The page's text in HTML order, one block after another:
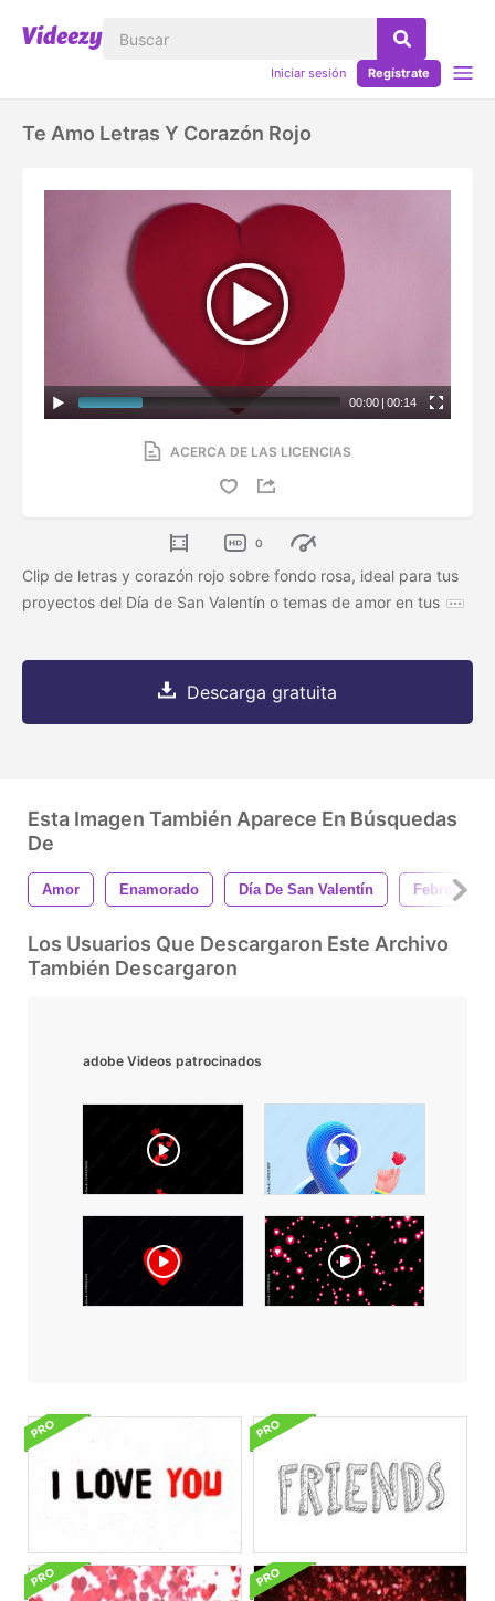
Iniciar sesión Regístrate
Te Amo Letras Y Corazón Rojo
00:00 | 00:14
ACERCA DE LAS LICENCIAS
0
Clip de letras y corazón rojo sobre fondo rosa, ideal para tus
proyectos del Día de San Valentín o temas de amor en tus
Descarga gratuita
Esta Imagen También Aparece En Búsquedas
De
Amor Enamorado Día De San Valentín Febrero
Los Usuarios Que Descargaron Este Archivo
También Descargaron
adobe Videos patrocinados